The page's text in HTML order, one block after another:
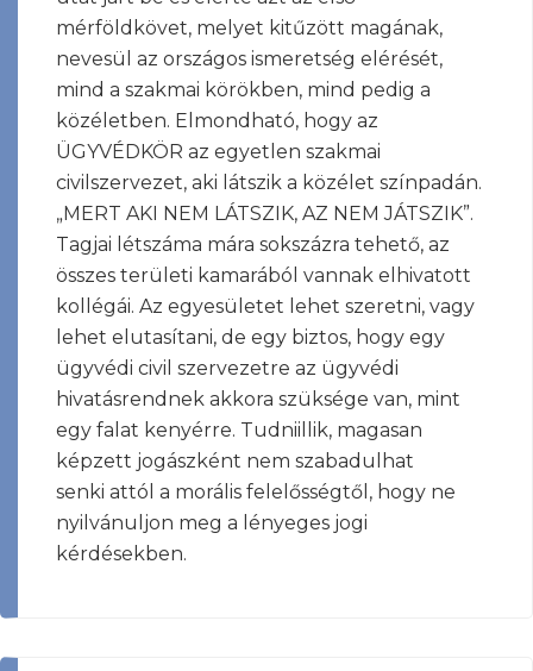
mérföldkövet, melyet kitűzött magának,
nevesül az országos ismeretség elérését,
mind a szakmai körökben, mind pedig a
közéletben. Elmondható, hogy az
ÜGYVÉDKÖR az egyetlen szakmai
civilszervezet, aki látszik a közélet színpadán.
„MERT AKI NEM LÁTSZIK, AZ NEM JÁTSZIK”.
Tagjai létszáma mára sokszázra tehető, az
összes területi kamarából vannak elhivatott
kollégái. Az egyesületet lehet szeretni, vagy
lehet elutasítani, de egy biztos, hogy egy
ügyvédi civil szervezetre az ügyvédi
hivatásrendnek akkora szüksége van, mint
egy falat kenyérre. Tudniillik, magasan
képzett jogászként nem szabadulhat
senki attól a morális felelősségtől, hogy ne
nyilvánuljon meg a lényeges jogi
kérdésekben.